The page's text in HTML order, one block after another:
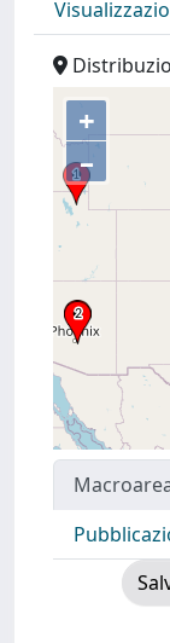
+
–